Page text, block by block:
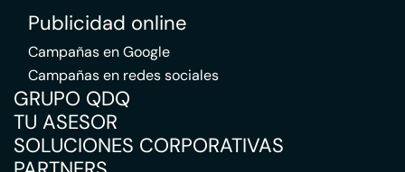
Publicidad online
Campañas en Google
Campañas en redes sociales
GRUPO QDQ
TU ASESOR
SOLUCIONES CORPORATIVAS